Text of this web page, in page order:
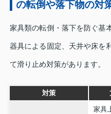
の転倒や落下物の対策
家具類の転倒・落下を防ぐ基
器具による固定、天井や床を
て滑り止め対策があります。
対策
家具